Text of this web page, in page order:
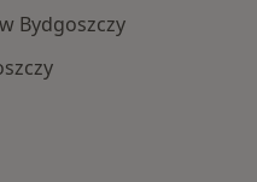
Bydgoszczy